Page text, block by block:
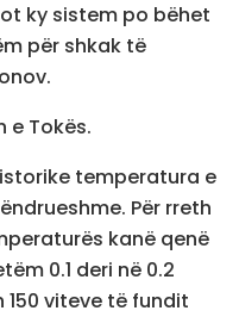
ky sistem po bëhet
për shkak të
e Tokës.
temperatura e
Për rreth
kanë qenë
0.1 deri në 0.2
150 viteve të fundit